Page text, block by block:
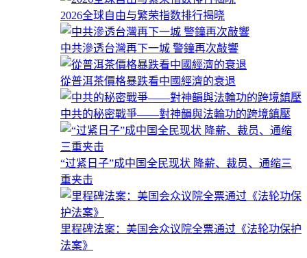
2026全球自由与繁荣指数排行揭晓
中共滲透台灣再下一城 警鐘再次敲響
從普洱茶價格暴跌看中國經濟的衰退
中共的秘密戰爭——對神韻與法輪功的跨境鎮壓
“过紧日子”成中国全民现状 降薪、裁员、通缩三
重夹击
里程碑法案：美国会众议院全票通过《法轮功保护
法案》